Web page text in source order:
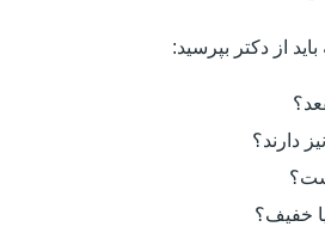
از دکتر بپرسید:
دارند؟
خفیف؟